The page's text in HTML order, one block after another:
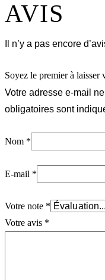
AVIS
Il n’y a pas encore
Soyez le premier à laisser
Votre adresse e-mail
obligatoires sont
Nom *
E-mail *
Votre note *
Votre avis *